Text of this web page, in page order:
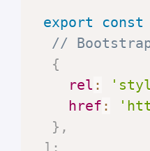
export const
// Bootstrap
{
rel :
href :
} ,
] ;